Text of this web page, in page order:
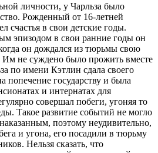
личности, у Чарльза было
Рожденный от 16-летней
счастья в свои детские годы.
эпизодом в свои ранние годы он
он дождался из тюрьмы свою
Им не суждено было прожить вместе
по имени Кэтлин сдала своего
попечение государству и была
и интернатах для
совершал побеги, угоняя то
Такое развитие событий не могло
поэтому неудивительно,
и угона, его посадили в тюрьму
Нельзя сказать, что